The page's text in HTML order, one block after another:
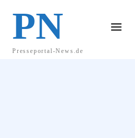
PN
Presseportal-News.de